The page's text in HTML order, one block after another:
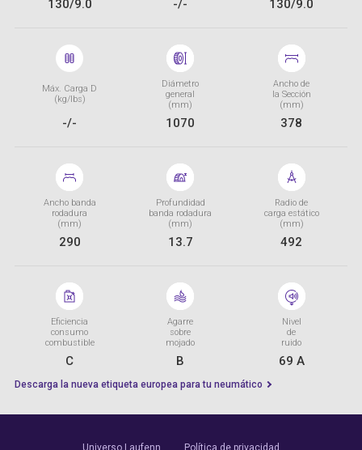
130/9.0 -/- 130/9.0
Máx. Carga D
(kg/lbs)
-/-
Diámetro
general
(mm)
1070
Ancho de
la Sección
(mm)
378
Ancho banda
rodadura
(mm)
290
Profundidad
banda rodadura
(mm)
13.7
Radio de
carga estático
(mm)
492
Eficiencia
consumo
combustible
C
Agarre
sobre
mojado
B
Nivel
de
ruido
69 A
Descarga la nueva etiqueta europea para tu neumático